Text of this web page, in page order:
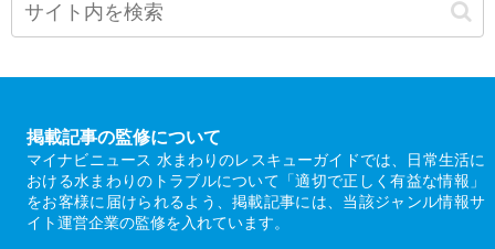
掲載記事の監修について
マイナビニュース 水まわりのレスキューガイドでは、日常生活に
おける水まわりのトラブルについて「適切で正しく有益な情報」
をお客様に届けられるよう、掲載記事には、当該ジャンル情報サ
イト運営企業の監修を入れています。